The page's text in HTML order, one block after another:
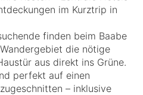
im Kurztrip in
finden beim Baabe
die nötige
aus direkt ins Grüne.
perfekt auf einen
– inklusive